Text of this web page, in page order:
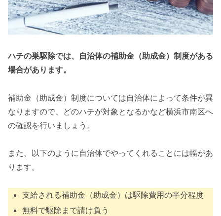
ハチの巣駆除では、自治体の補助金（助成金）制度がある
場合があります。
補助金（助成金）制度については自治体によって条件が異
なりますので、どのハチが対象となるかなど横浜市南区へ
の確認を行いましょう。
また、以下のように自治体でやってくれることには幅があ
ります。
支給される補助金（助成金）は駆除費用の半分程度
無料で駆除まで請け負う